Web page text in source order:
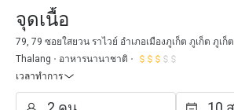
จุดเนื้อ
79, 79 ซอยใสยวน ราไวย์ อำเภอเมืองภูเก็ต ภูเก็ต ภูเก็ต
Thalang
อาหารนานาชาติ
เวลาทำการ